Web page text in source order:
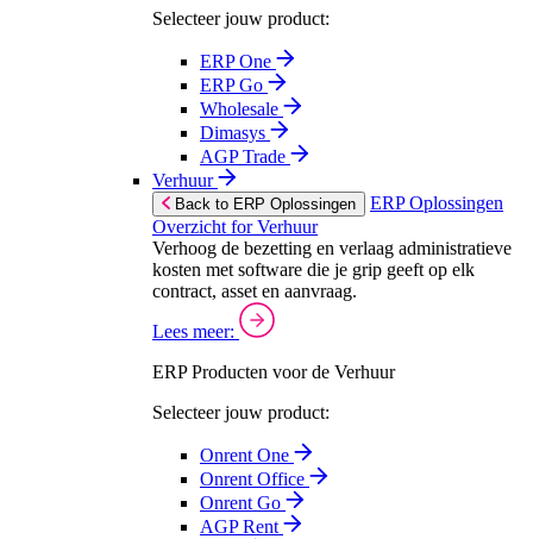
Selecteer jouw product:
ERP One
ERP Go
Wholesale
Dimasys
AGP Trade
Verhuur
Back to ERP Oplossingen
ERP Oplossingen
Overzicht for Verhuur
Verhoog de bezetting en verlaag administratieve
kosten met software die je grip geeft op elk
contract, asset en aanvraag.
Lees meer:
ERP Producten voor de Verhuur
Selecteer jouw product:
Onrent One
Onrent Office
Onrent Go
AGP Rent